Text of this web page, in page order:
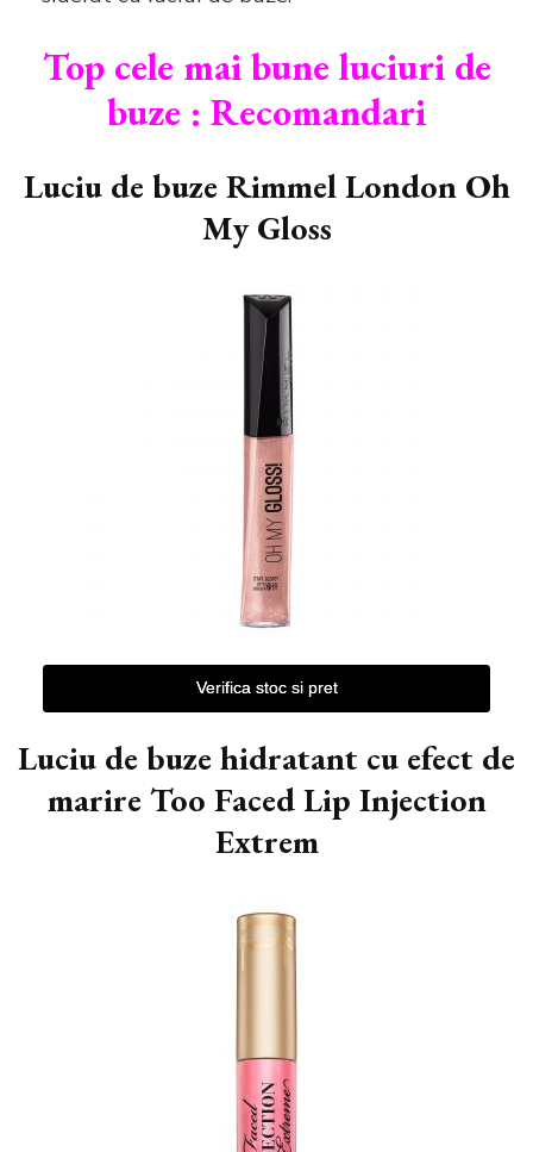
Top cele mai bune luciuri de
buze : Recomandari
Luciu de buze Rimmel London Oh
My Gloss
Verifica stoc si pret
Luciu de buze hidratant cu efect de
marire Too Faced Lip Injection
Extrem